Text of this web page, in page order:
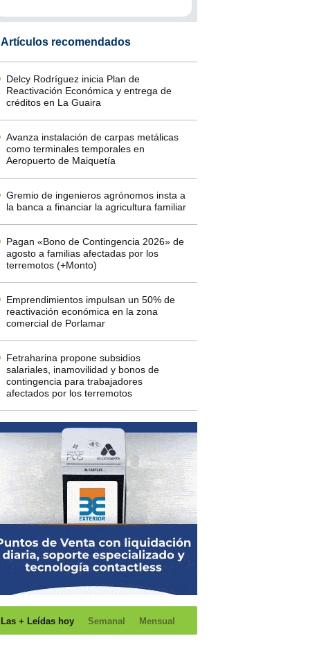
Artículos recomendados
Delcy Rodríguez inicia Plan de
Reactivación Económica y entrega de
créditos en La Guaira
Avanza instalación de carpas metálicas
como terminales temporales en
Aeropuerto de Maiquetía
Gremio de ingenieros agrónomos insta a
la banca a financiar la agricultura familiar
Pagan «Bono de Contingencia 2026» de
agosto a familias afectadas por los
terremotos (+Monto)
Emprendimientos impulsan un 50% de
reactivación económica en la zona
comercial de Porlamar
Fetraharina propone subsidios
salariales, inamovilidad y bonos de
contingencia para trabajadores
afectados por los terremotos
Las + Leídas hoy Semanal Mensual